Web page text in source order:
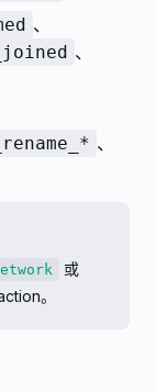
、
、
、
或
。